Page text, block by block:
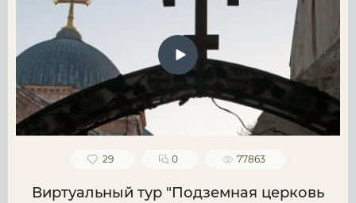
29 0 77863
Виртуальный тур "Подземная церковь